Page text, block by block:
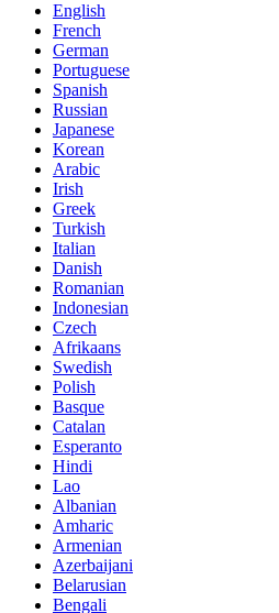
English
French
German
Portuguese
Spanish
Russian
Japanese
Korean
Arabic
Irish
Greek
Turkish
Italian
Danish
Romanian
Indonesian
Czech
Afrikaans
Swedish
Polish
Basque
Catalan
Esperanto
Hindi
Lao
Albanian
Amharic
Armenian
Azerbaijani
Belarusian
Bengali